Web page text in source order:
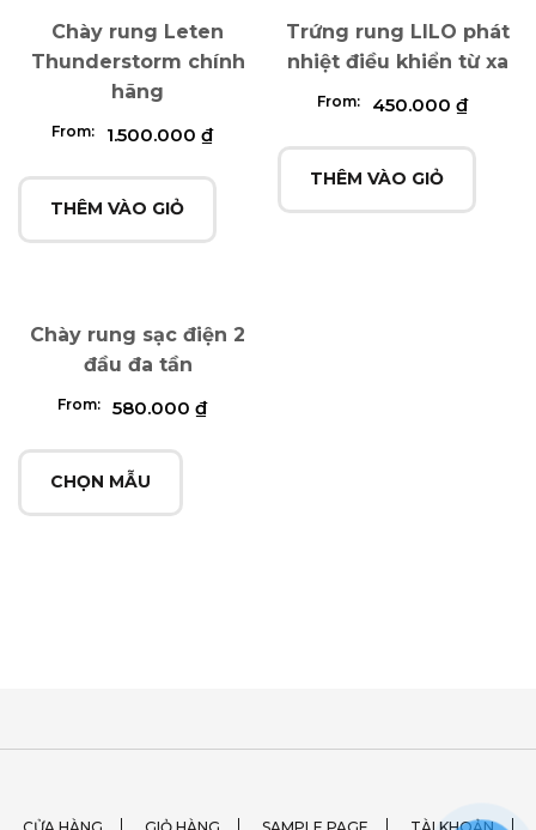
Chày rung Leten
Thunderstorm chính
hãng
From: 1.500.000 ₫
THÊM VÀO GIỎ
Trứng rung LILO phát
nhiệt điều khiển từ xa
From: 450.000 ₫
THÊM VÀO GIỎ
Chày rung sạc điện 2
đầu đa tần
From: 580.000 ₫
CHỌN MẪU